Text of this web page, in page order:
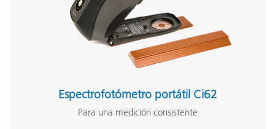
Espectrofotómetro portátil Ci62
Para una medición consistente